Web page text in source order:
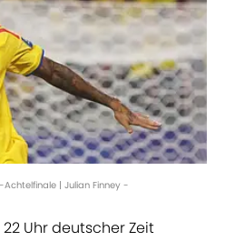
| Julian Finney -
Uhr deutscher Zeit